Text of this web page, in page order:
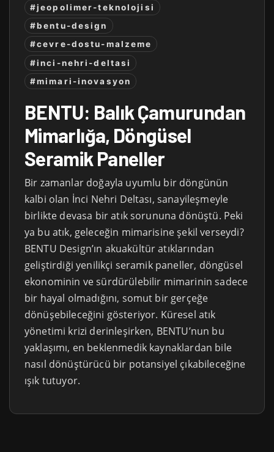
#jeopolimer-teknolojisi
#bentu-design
#cevre-dostu-malzeme
#inci-nehri-deltasi
#mimari-inovasyon
BENTU: Balık Çamurundan
Mimarlığa, Döngüsel
Seramik Paneller
Bir zamanlar doğayla uyumlu bir döngünün
kalbi olan İnci Nehri Deltası, sanayileşmeyle
birlikte devasa bir atık sorununa dönüştü. Peki
ya bu atık, geleceğin mimarisine şekil verseydi?
BENTU Design’ın akuakültür atıklarından
geliştirdiği yenilikçi seramik paneller, döngüsel
ekonominin ve sürdürülebilir mimarinin sadece
bir hayal olmadığını, somut bir gerçeğe
dönüşebileceğini gösteriyor. Küresel atık
yönetimi krizi derinleşirken, BENTU’nun bu
yaklaşımı, en beklenmedik kaynaklardan bile
nasıl dönüştürücü bir potansiyel çıkabileceğine
ışık tutuyor.